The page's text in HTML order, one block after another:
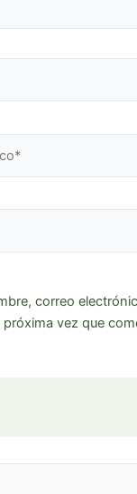
correo
vez que